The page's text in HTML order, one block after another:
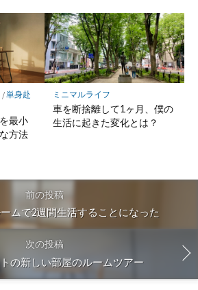
/単身赴
最小
方法
ミニマルライフ
車を断捨離して1ヶ月、僕の
生活に起きた変化とは？
前の投稿
ムで2週間生活することになった
次の投稿
の新しい部屋のルームツアー